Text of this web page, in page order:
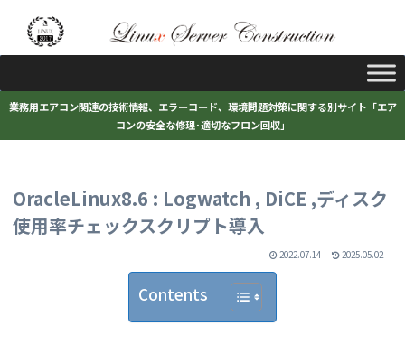
業務用エアコン関連の技術情報、エラーコード、環境問題対策に関する別サイト「エア
コンの安全な修理･適切なフロン回収」
OracleLinux8.6 : Logwatch , DiCE ,ディスク
使用率チェックスクリプト導入
2022.07.14 2025.05.02
Contents